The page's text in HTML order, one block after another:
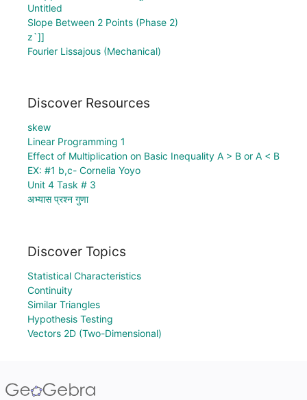
Untitled
Slope Between 2 Points (Phase 2)
z`]]
Fourier Lissajous (Mechanical)
Discover Resources
skew
Linear Programming 1
Effect of Multiplication on Basic Inequality A > B or A < B
EX: #1 b,c- Cornelia Yoyo
Unit 4 Task # 3
अभ्यास प्रश्न गुणा
Discover Topics
Statistical Characteristics
Continuity
Similar Triangles
Hypothesis Testing
Vectors 2D (Two-Dimensional)